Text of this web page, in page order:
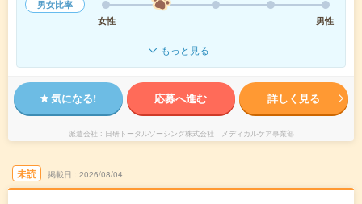
男女比率
女性
男性
もっと見る
気になる! 応募へ進む 詳しく見る
派遣会社 日研トータルソーシング株式会社 メディカルケア事業部
未読 掲載日 2026/08/04